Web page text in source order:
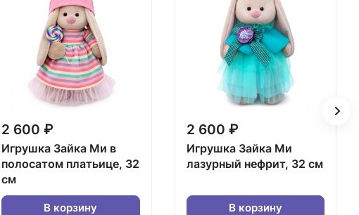
2 600 ₽
Игрушка Зайка Ми в
полосатом платьице, 32
см
В корзину
2 600 ₽
Игрушка Зайка Ми
лазурный нефрит, 32 см
В корзину